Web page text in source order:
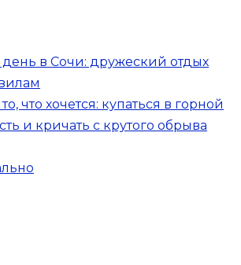
в Сочи: дружеский отдых
что хочется: купаться в горной
и кричать с крутого обрыва